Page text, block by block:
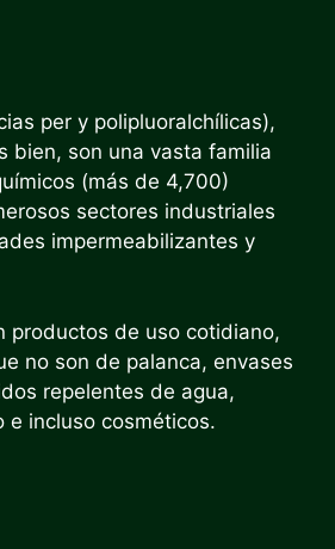
per y polipluoralchílicas),
bien, son una vasta familia
(más de 4,700)
sectores industriales
impermeabilizantes y
productos de uso cotidiano,
no son de palanca, envases
repelentes de agua,
e incluso cosméticos.